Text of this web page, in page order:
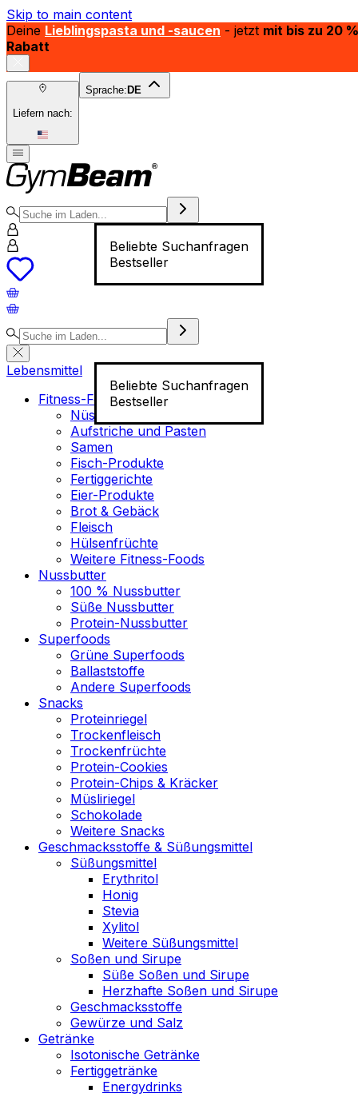
Skip to main content
Deine Lieblingspasta und -saucen - jetzt mit bis zu 20 %
Rabatt
Liefern nach:
Sprache: DE
Beliebte Suchanfragen
Bestseller
Beliebte Suchanfragen
Bestseller
Lebensmittel
Fitness-Food
Nüsse
Aufstriche und Pasten
Samen
Fisch-Produkte
Fertiggerichte
Eier-Produkte
Brot & Gebäck
Fleisch
Hülsenfrüchte
Weitere Fitness-Foods
Nussbutter
100 % Nussbutter
Süße Nussbutter
Protein-Nussbutter
Superfoods
Grüne Superfoods
Ballaststoffe
Andere Superfoods
Snacks
Proteinriegel
Trockenfleisch
Trockenfrüchte
Protein-Cookies
Protein-Chips & Kräcker
Müsliriegel
Schokolade
Weitere Snacks
Geschmacksstoffe & Süßungsmittel
Süßungsmittel
Erythritol
Honig
Stevia
Xylitol
Weitere Süßungsmittel
Soßen und Sirupe
Süße Soßen und Sirupe
Herzhafte Soßen und Sirupe
Geschmacksstoffe
Gewürze und Salz
Getränke
Isotonische Getränke
Fertiggetränke
Energydrinks